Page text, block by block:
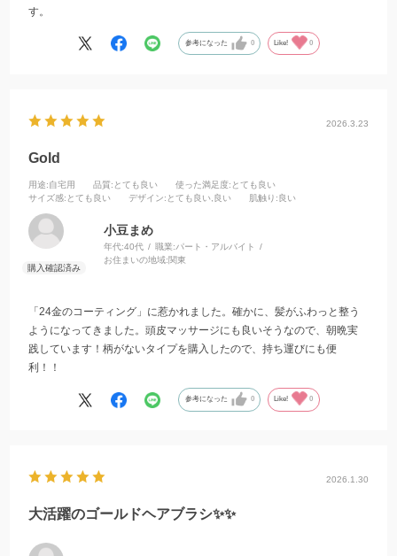
す。
参考になった 0 Like! 0
2026.3.23
Gold
用途:自宅用 品質:とても良い 使った満足度:とても良い
サイズ感:とても良い デザイン:とても良い,良い 肌触り :良い
小豆まめ
年代:40代 職業:パート・アルバイト
お住まいの地域:関東
「24金のコーティング」に惹かれました。確かに、髪がふわっと整う
ようになってきました。頭皮マッサージにも良いそうなので、朝晩実
践しています！柄がないタイプを購入したので、持ち運びにも便
利！！
参考になった 0 Like! 0
2026.1.30
大活躍のゴールドヘアブラシ✨✨